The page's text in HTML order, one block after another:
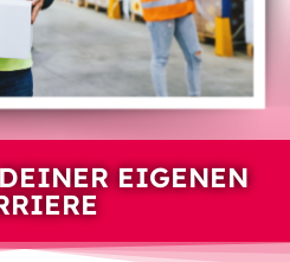
EIGENEN